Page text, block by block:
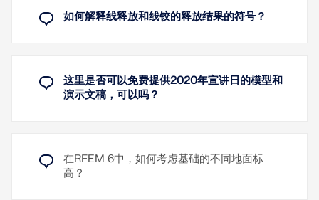
升力
双向冲切
了解更多
如何解释线释放和线铰的释放结果的符号？
这里是否可以免费提供2020年宣讲日的模型和
演示文稿，可以吗？
在RFEM 6中，如何考虑基础的不同地面标
高？